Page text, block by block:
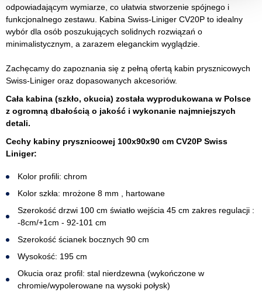
odpowiadającym wymiarze, co ułatwia stworzenie spójnego i
funkcjonalnego zestawu. Kabina Swiss-Liniger CV20P to idealny
wybór dla osób poszukujących solidnych rozwiązań o
minimalistycznym, a zarazem eleganckim wyglądzie.
Zachęcamy do zapoznania się z pełną ofertą kabin prysznicowych
Swiss-Liniger oraz dopasowanych akcesoriów.
Cała kabina (szkło, okucia) została wyprodukowana w Polsce
z ogromną dbałością o jakość i wykonanie najmniejszych
detali.
Cechy kabiny prysznicowej 100x90x90 cm CV20P Swiss
Liniger:
Kolor profili: chrom
Kolor szkła: mrożone 8 mm , hartowane
Szerokość drzwi 100 cm światło wejścia 45 cm zakres regulacji :
-8cm/+1cm - 92-101 cm
Szerokość ścianek bocznych 90 cm
Wysokość: 195 cm
Okucia oraz profil: stal nierdzewna (wykończone w
chromie/wypolerowane na wysoki połysk)